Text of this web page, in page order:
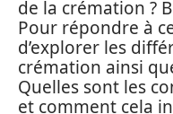
de la crémation ?
Pour répondre à
d’explorer les
crémation ainsi
Quelles sont les
et comment cela